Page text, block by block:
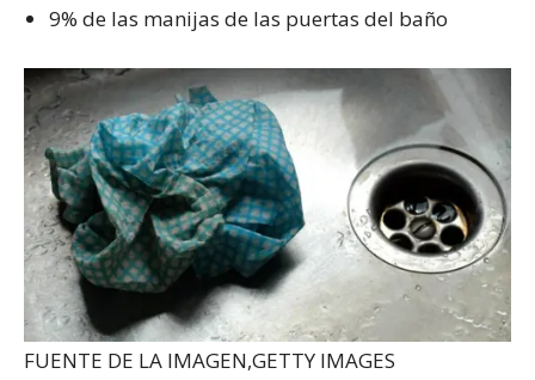
9% de las manijas de las puertas del baño
FUENTE DE LA IMAGEN,GETTY IMAGES